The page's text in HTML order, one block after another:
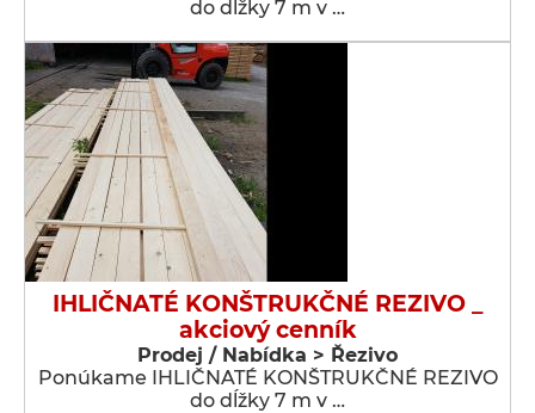
do dĺžky 7 m v …
IHLIČNATÉ KONŠTRUKČNÉ REZIVO _
akciový cenník
Prodej / Nabídka > Řezivo
Ponúkame IHLIČNATÉ KONŠTRUKČNÉ REZIVO
do dĺžky 7 m v …